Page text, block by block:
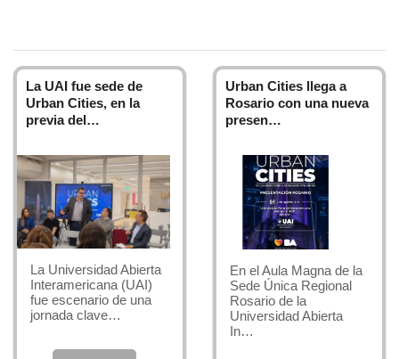
Este nuevo sistema ha generado una profunda
aceleración de los procesos políticos, sociales y, sobre
todo, económicos y culturales en el mundo entero, lo
favorable para el desarrollo de profesionales en este
campo.
La Licenciatura en Relaciones Internacionales pretende
dar a sus estudiantes todos los elementos necesarios
su influencia sobre nuestras sociedades. Su objetivo es
proporcionar una formación analítica sólida y los
instrumentos prácticos necesarios para desempeñarse
profesionalmente con competencia en este nuevo
La UAI fue sede de
Urban Cities, en la
previa del…
La Universidad Abierta
Interamericana (UAI)
fue escenario de una
jornada clave…
Urban Cities llega a
Rosario con una nueva
presen…
En el Aula Magna de la
Sede Única Regional
Rosario de la
Universidad Abierta
In…